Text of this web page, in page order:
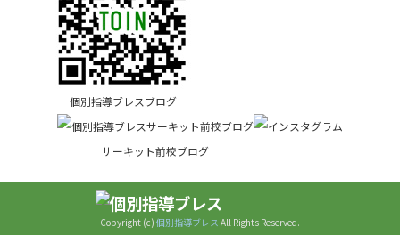
個別指導ブレスブログ
サーキット前校ブログ
Copyright (c) 個別指導ブレス All Rights Reserved.